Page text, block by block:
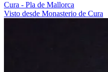
Cura - Pla de Mallorca
Visto desde Monasterio de Cura